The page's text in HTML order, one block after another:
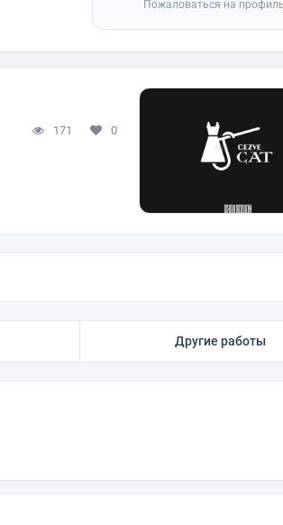
Пожаловаться на профиль
171 0
Другие работы